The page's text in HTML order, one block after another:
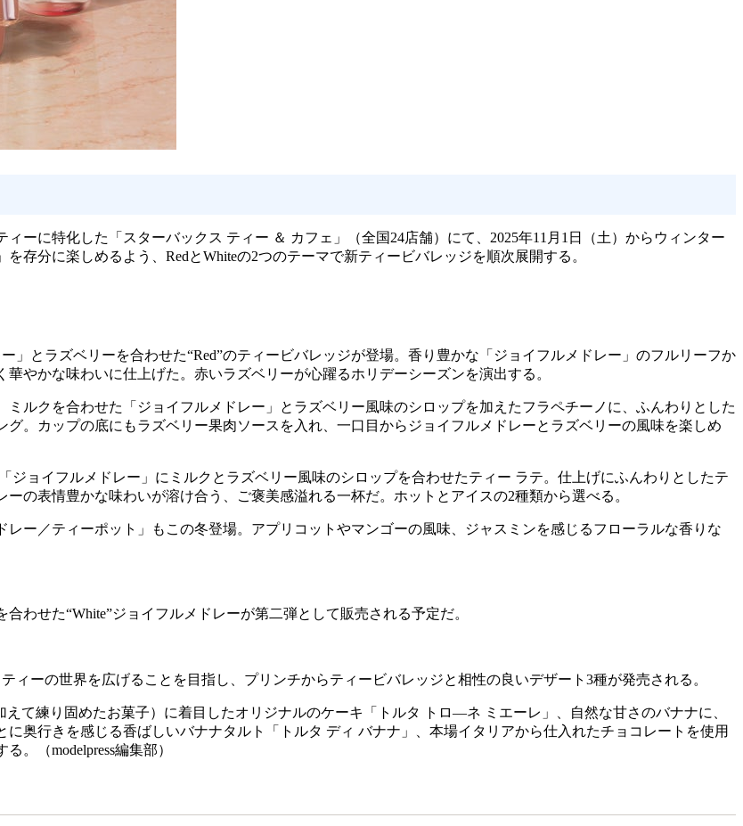
ィーに特化した「スターバックス ティー ＆ カフェ」（全国24店舗）にて、2025年11月1日（土）からウィンター
存分に楽しめるよう、RedとWhiteの2つのテーマで新ティービバレッジを順次展開する。
」とラズベリーを合わせた“Red”のティービバレッジが登場。香り豊かな「ジョイフルメドレー」のフルリーフか
やかな味わいに仕上げた。赤いラズベリーが心躍るホリデーシーズンを演出する。
ルクを合わせた「ジョイフルメドレー」とラズベリー風味のシロップを加えたフラペチーノに、ふんわりとした
。カップの底にもラズベリー果肉ソースを入れ、一口目からジョイフルメドレーとラズベリーの風味を楽しめ
ジョイフルメドレー」にミルクとラズベリー風味のシロップを合わせたティー ラテ。仕上げにふんわりとしたテ
の表情豊かな味わいが溶け合う、ご褒美感溢れる一杯だ。ホットとアイスの2種類から選べる。
ー／ティーポット」もこの冬登場。アプリコットやマンゴーの風味、ジャスミンを感じるフローラルな香りな
わせた“White”ジョイフルメドレーが第二弾として販売される予定だ。
ィーの世界を広げることを目指し、プリンチからティービバレッジと相性の良いデザート3種が発売される。
て練り固めたお菓子）に着目したオリジナルのケーキ「トルタ トロ―ネ ミエーレ」、自然な甘さのバナナに、
奥行きを感じる香ばしいバナナタルト「トルタ ディ バナナ」、本場イタリアから仕入れたチョコレートを使用
。（modelpress編集部）